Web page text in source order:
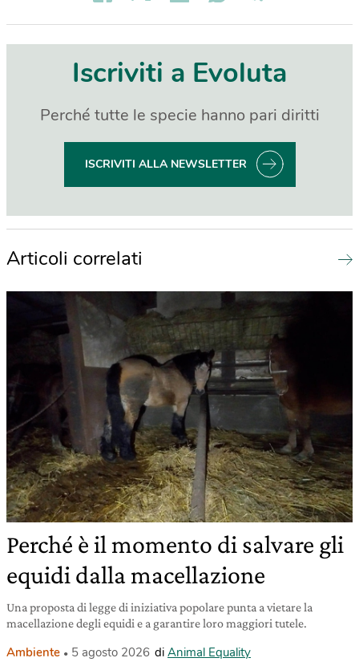
Iscriviti a Evoluta
Perché tutte le specie hanno pari diritti
ISCRIVITI ALLA NEWSLETTER
Articoli correlati
Perché è il momento di salvare gli
equidi dalla macellazione
Una proposta di legge di iniziativa popolare punta a vietare la
macellazione degli equidi e a garantire loro maggiori tutele.
Ambiente 5 agosto 2026 di Animal Equality